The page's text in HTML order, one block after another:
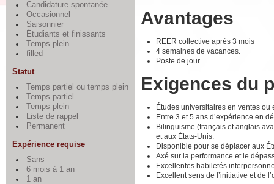
Candidature spontanée
Occasionnel
Saisonnier
Étudiants et finissants
Temps plein
filled
Statut
Temps partiel ou temps plein
Temps partiel
Temps plein
Liste de rappel
Permanent
Expérience requise
Sans
6 mois à 1 an
1 an
Avantages
REER collective après 3 mois
4 semaines de vacances.
Poste de jour
Exigences du
Études universitaires en ventes ou
Entre 3 et 5 ans d’expérience en
Bilinguisme (français et anglais
et aux États-Unis.
Disponible pour se déplacer aux
Axé sur la performance et le
Excellentes habiletés
Excellent sens de l’initiative et de